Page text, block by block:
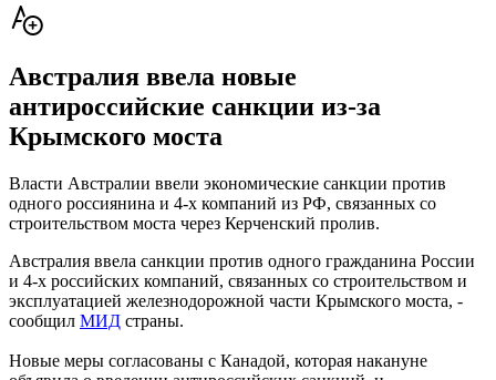
Австралия ввела новые
антироссийские санкции из-за
Крымского моста
Власти Австралии ввели экономические санкции против
одного россиянина и 4-х компаний из РФ, связанных со
строительством моста через Керченский пролив.
Австралия ввела санкции против одного гражданина России
и 4-х российских компаний, связанных со строительством и
эксплуатацией железнодорожной части Крымского моста, -
сообщил МИД страны.
Новые меры согласованы с Канадой, которая накануне